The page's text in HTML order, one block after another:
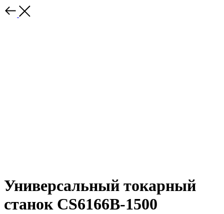
Универсальный токарный
станок CS6166B-1500